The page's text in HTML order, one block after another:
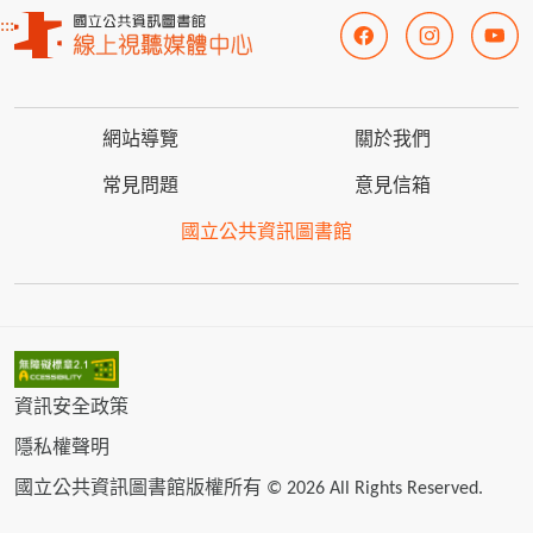
:::
網站導覽 關於我們
常見問題 意見信箱
國立公共資訊圖書館
資訊安全政策
隱私權聲明
國立公共資訊圖書館版權所有 © 2026 All Rights Reserved.